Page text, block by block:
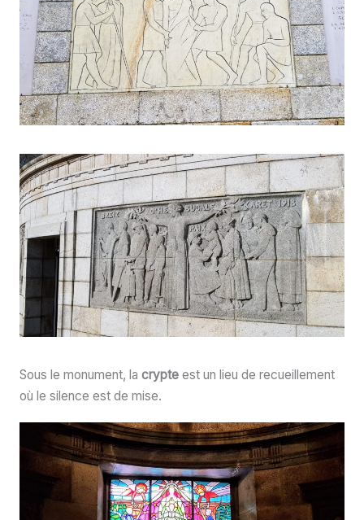
Sous le monument, la crypte est un lieu de recueillement
où le silence est de mise.